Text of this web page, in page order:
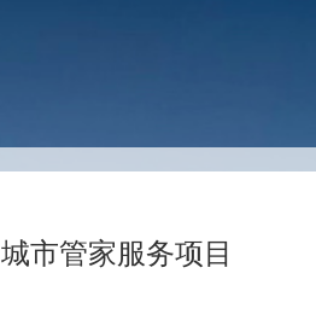
市管家服务项目